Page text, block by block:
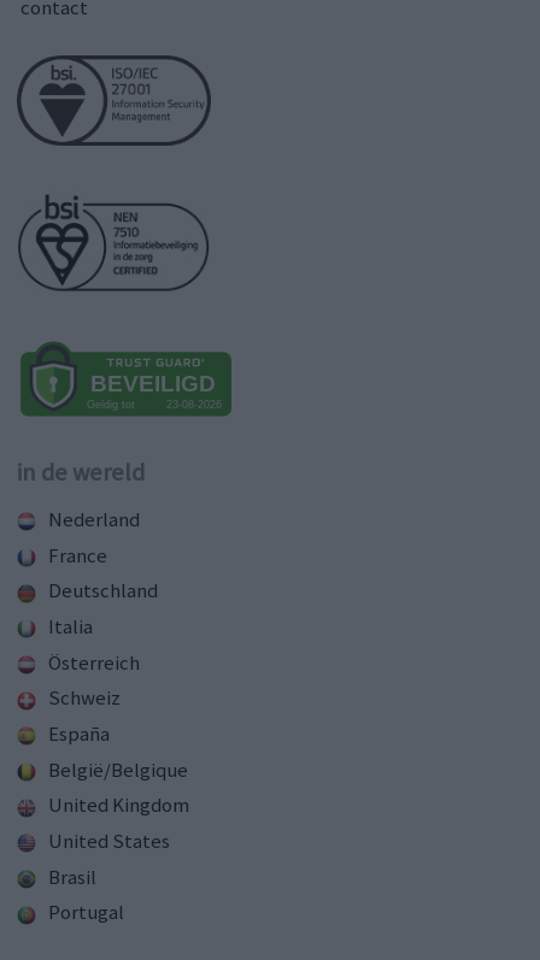
contact
in de wereld
Nederland
France
Deutschland
Italia
Österreich
Schweiz
España
België/Belgique
United Kingdom
United States
Brasil
Portugal